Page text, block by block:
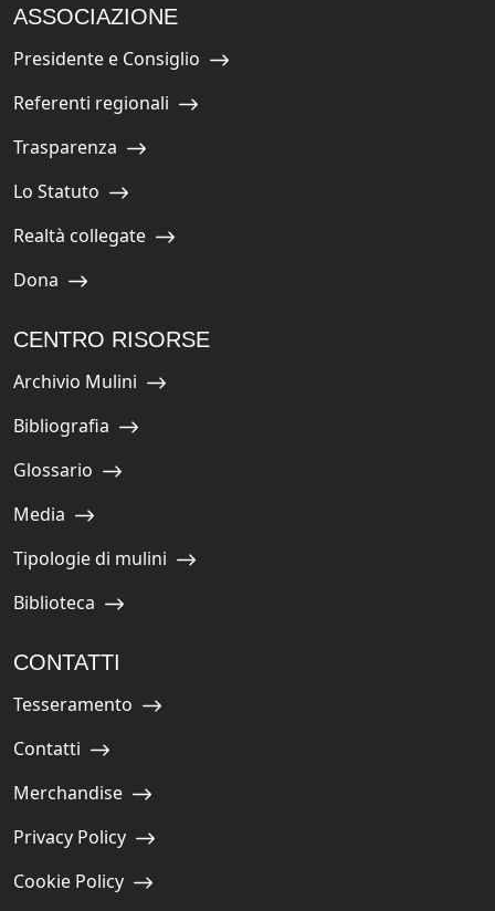
ASSOCIAZIONE
Navigate to:
Presidente e Consiglio
Navigate to:
Referenti regionali
Navigate to:
Trasparenza
Navigate to:
Lo Statuto
Navigate to:
Realtà collegate
Navigate to:
Dona
CENTRO RISORSE
Navigate to:
Archivio Mulini
Navigate to:
Bibliografia
Navigate to:
Glossario
Navigate to:
Media
Navigate to:
Tipologie di mulini
Navigate to:
Biblioteca
CONTATTI
Navigate to:
Tesseramento
Navigate to:
Contatti
Navigate to:
Merchandise
Navigate to:
Privacy Policy
Navigate to:
Cookie Policy